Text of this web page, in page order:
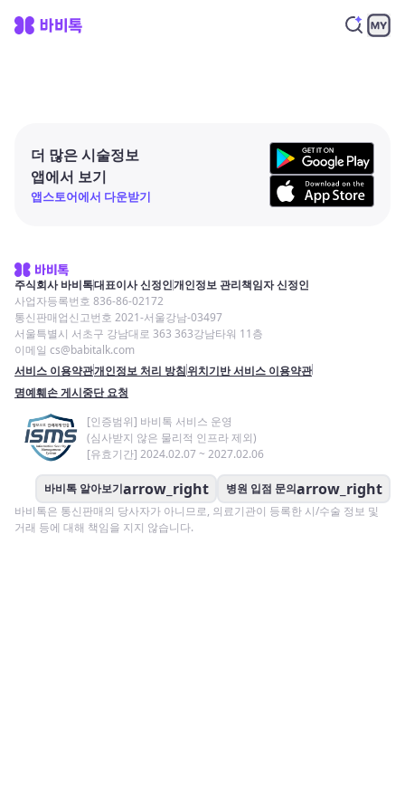
더 많은 시술정보
앱에서 보기
앱스토어에서 다운받기
주식회사 바비톡대표이사 신정인개인정보 관리책임자 신정인
사업자등록번호 836-86-02172
통신판매업신고번호 2021-서울강남-03497
서울특별시 서초구 강남대로 363 363강남타워 11층
이메일 cs@babitalk.com
서비스 이용약관개인정보 처리 방침위치기반 서비스 이용약관
명예훼손 게시중단 요청
[인증범위] 바비톡 서비스 운영
(심사받지 않은 물리적 인프라 제외)
[유효기간] 2024.02.07 ~ 2027.02.06
바비톡 알아보기arrow_right 병원 입점 문의arrow_right
바비톡은 통신판매의 당사자가 아니므로, 의료기관이 등록한 시/수술 정보 및
거래 등에 대해 책임을 지지 않습니다.